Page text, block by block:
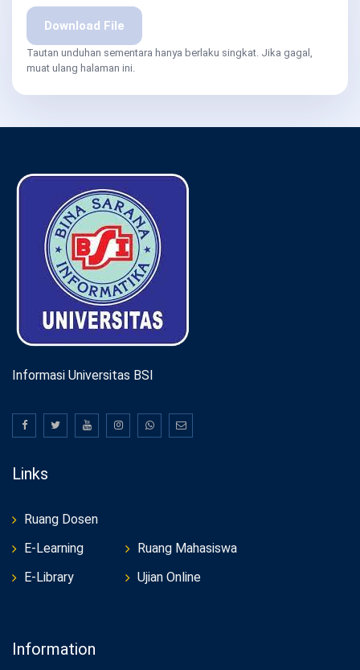
Download File
Tautan unduhan sementara hanya berlaku singkat. Jika gagal,
muat ulang halaman ini.
Informasi Universitas BSI
Links
Ruang Dosen
E-Learning
E-Library
Ruang Mahasiswa
Ujian Online
Information